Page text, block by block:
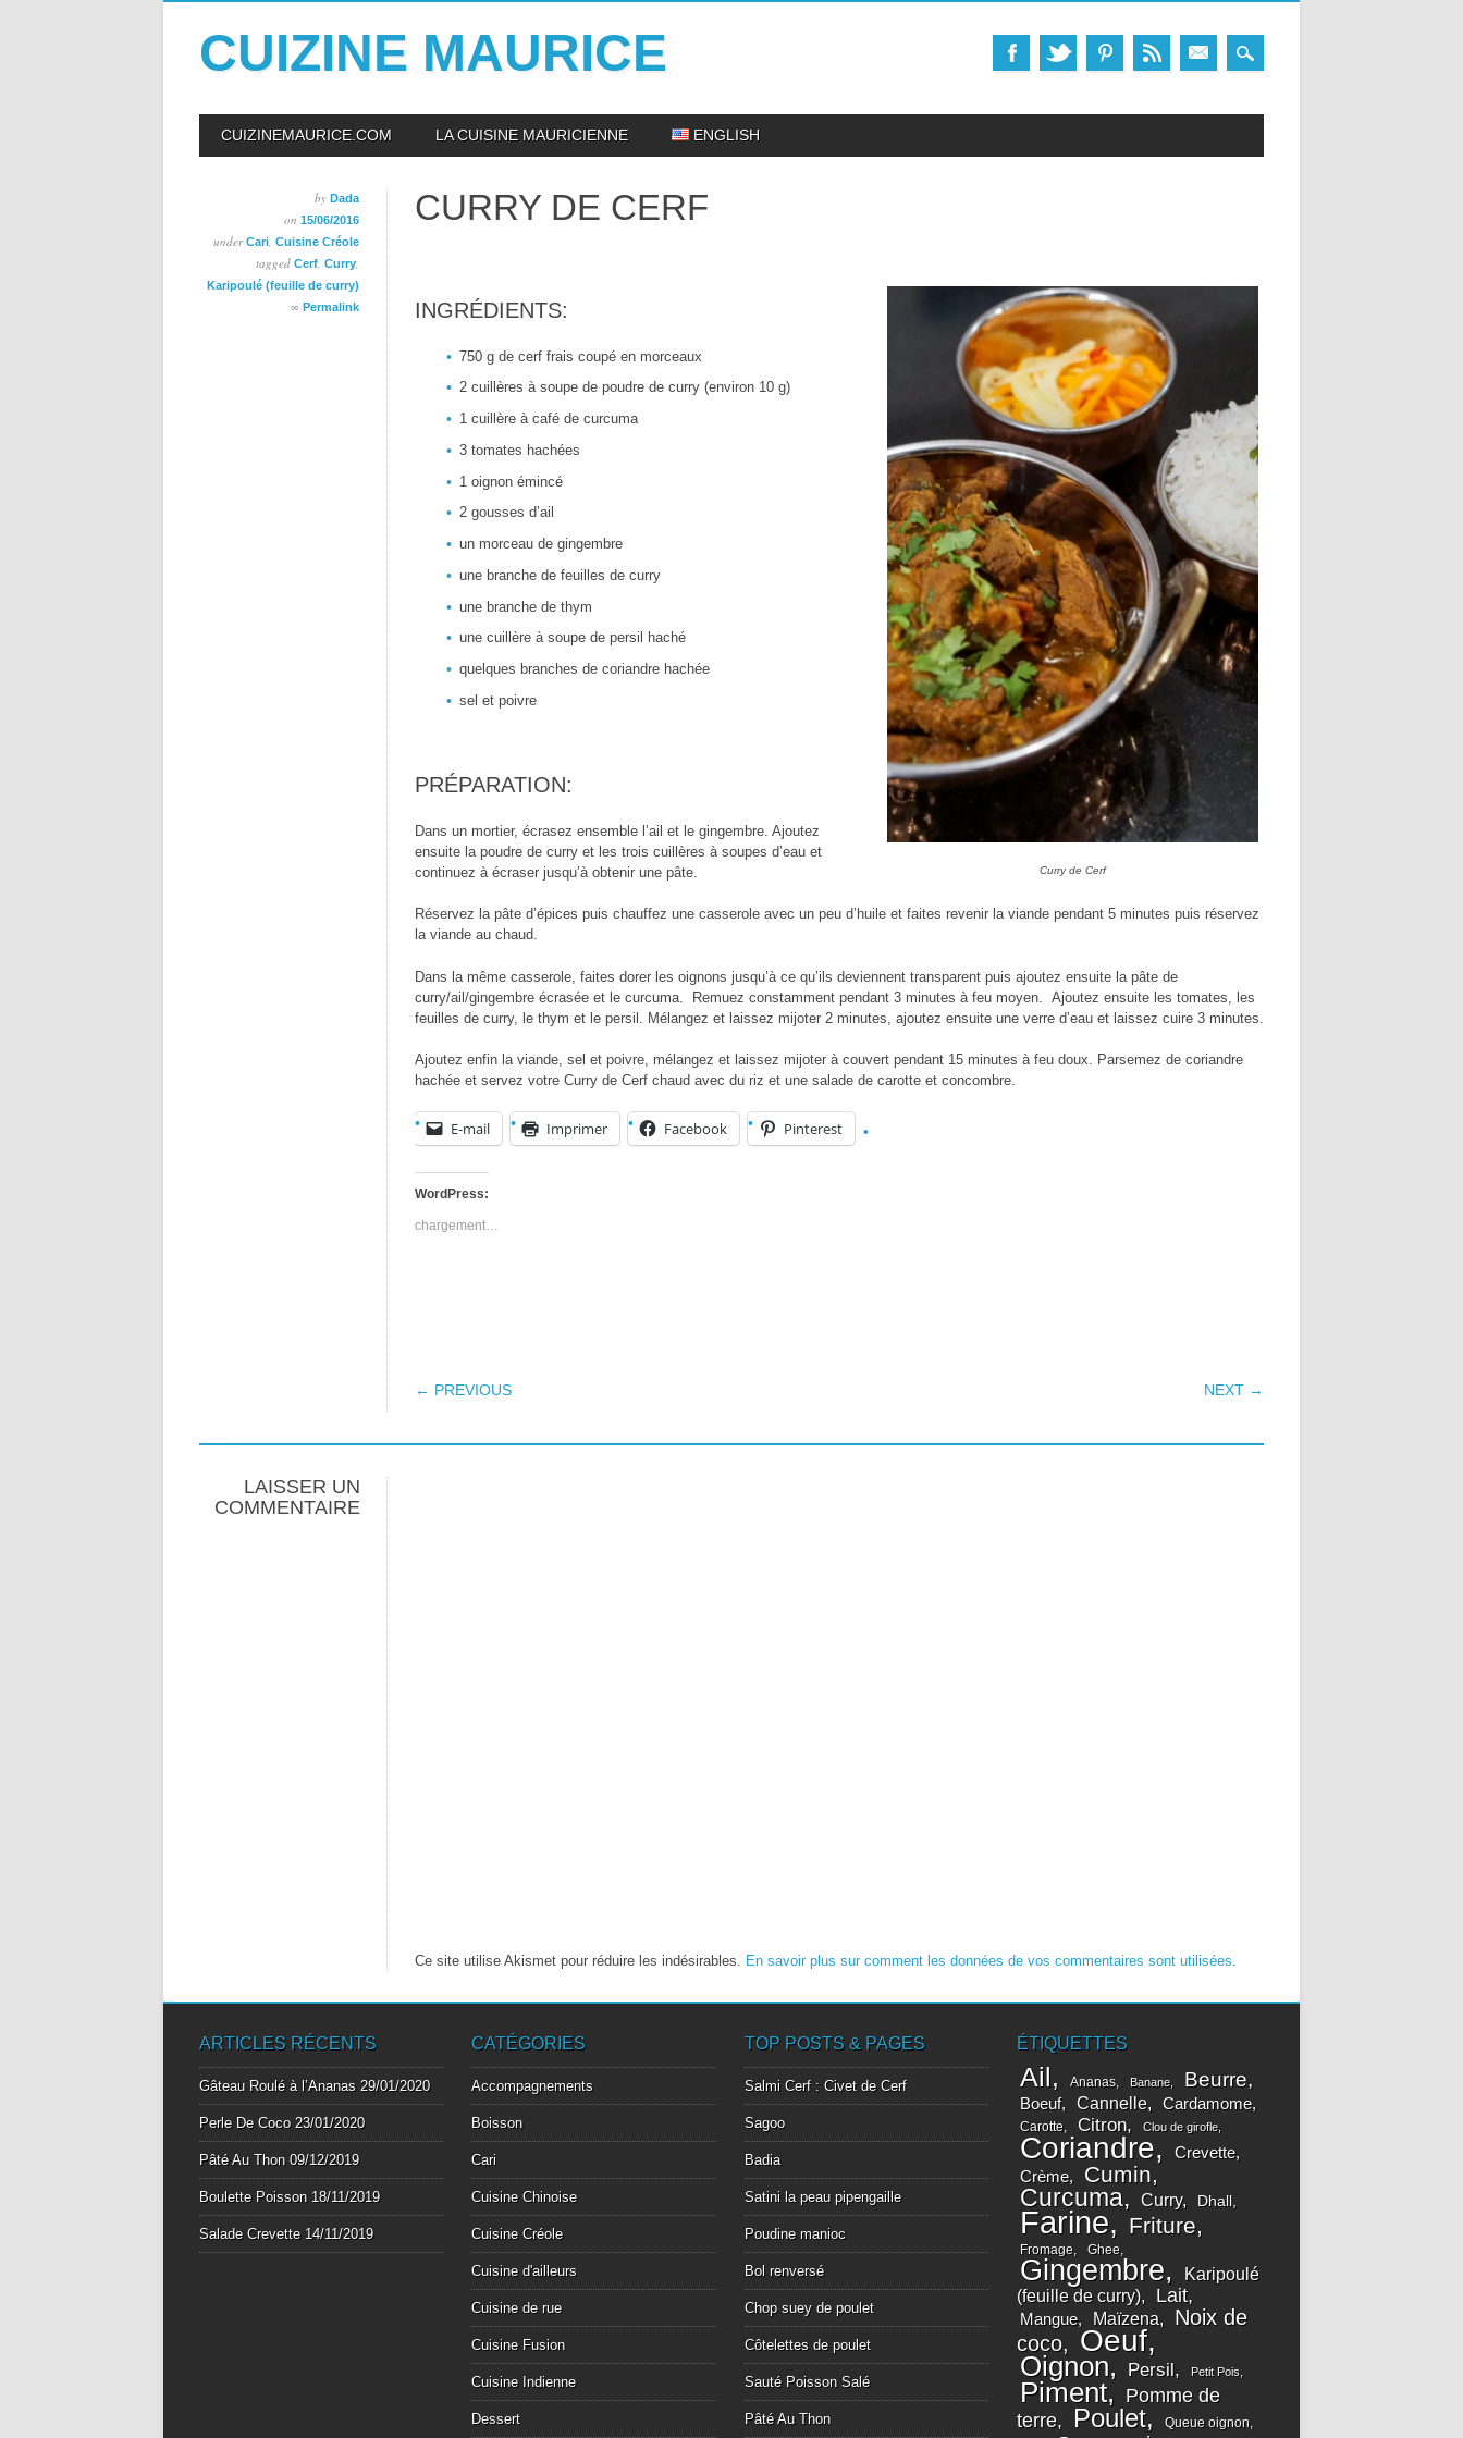
CUIZINE MAURICE
MAIN MENU
CUIZINEMAURICE.COM LA CUISINE MAURICIENNE ENGLISH
by Dada
on 15/06/2016
underCari, Cuisine Créole
tagged Cerf, Curry,
Karipoulé (feuille de curry)
∞ Permalink
CURRY DE CERF
Curry de Cerf
INGRÉDIENTS:
750 g de cerf frais coupé en morceaux
2 cuillères à soupe de poudre de curry (environ 10 g)
1 cuillère à café de curcuma
3 tomates hachées
1 oignon émincé
2 gousses d’ail
un morceau de gingembre
une branche de feuilles de curry
une branche de thym
une cuillère à soupe de persil haché
quelques branches de coriandre hachée
sel et poivre
PRÉPARATION:
Dans un mortier, écrasez ensemble l’ail et le gingembre. Ajoutez
ensuite la poudre de curry et les trois cuillères à soupes d’eau et
continuez à écraser jusqu’à obtenir une pâte.
Réservez la pâte d’épices puis chauffez une casserole avec un peu d’huile et faites revenir la viande pendant 5 minutes puis réservez
la viande au chaud.
Dans la même casserole, faites dorer les oignons jusqu’à ce qu’ils deviennent transparent puis ajoutez ensuite la pâte de
curry/ail/gingembre écrasée et le curcuma. Remuez constamment pendant 3 minutes à feu moyen. Ajoutez ensuite les tomates, les
feuilles de curry, le thym et le persil. Mélangez et laissez mijoter 2 minutes, ajoutez ensuite une verre d’eau et laissez cuire 3 minutes.
Ajoutez enfin la viande, sel et poivre, mélangez et laissez mijoter à couvert pendant 15 minutes à feu doux. Parsemez de coriandre
hachée et servez votre Curry de Cerf chaud avec du riz et une salade de carotte et concombre.
E-mail Imprimer Facebook Pinterest
WordPress:
chargement…
POST NAVIGATION
← PREVIOUS NEXT →
LAISSER UN
COMMENTAIRE
Ce site utilise Akismet pour réduire les indésirables. En savoir plus sur comment les données de vos commentaires sont utilisées
ARTICLES RÉCENTS
Gâteau Roulé à l’Ananas 29/01/2020
Perle De Coco 23/01/2020
Pâté Au Thon 09/12/2019
Boulette Poisson 18/11/2019
Salade Crevette 14/11/2019
CATÉGORIES
Accompagnements
Boisson
Cari
Cuisine Chinoise
Cuisine Créole
Cuisine d'ailleurs
Cuisine de rue
Cuisine Fusion
Cuisine Indienne
Dessert
TOP POSTS & PAGES
Salmi Cerf : Civet de Cerf
Sagoo
Badia
Satini la peau pipengaille
Poudine manioc
Bol renversé
Chop suey de poulet
Côtelettes de poulet
Sauté Poisson Salé
Pâté Au Thon
ÉTIQUETTES
Ail Ananas Banane Beurre
Boeuf Cannelle Cardamome
Carotte Citron Clou de girofle
Coriandre
Crevette
Crème
Cumin
Curcuma Curry Dhall
Farine Friture
Fromage Ghee
Gingembre
Karipoulé
(feuille de curry)
Lait
Mangue Maïzena
Noix de
coco
Oeuf
Oignon Persil Petit Pois
Piment
Pomme de
terre
Poulet Queue oignon